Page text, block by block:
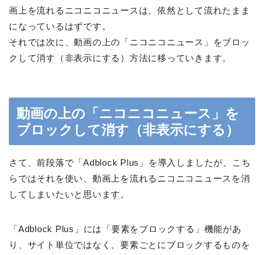
画上を流れるニコニコニュースは、依然として流れたまま
になっているはずです。
それでは次に、動画の上の「ニコニコニュース」をブロッ
クして消す（非表示にする）方法に移っていきます。
動画の上の「ニコニコニュース」を
ブロックして消す（非表示にする）
さて、前段落で「Adblock Plus」を導入しましたが、こち
らではそれを使い、動画上を流れるニコニコニュースを消
してしまいたいと思います。
「Adblock Plus」には「要素をブロックする」機能があ
り、サイト単位ではなく、要素ごとにブロックするものを